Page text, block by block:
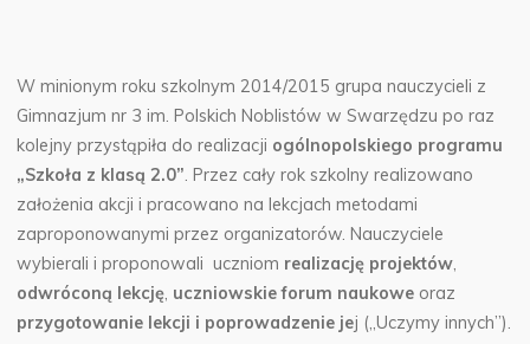
W minionym roku szkolnym 2014/2015 grupa nauczycieli z
Gimnazjum nr 3 im. Polskich Noblistów w Swarzędzu po raz
kolejny przystąpiła do realizacji ogólnopolskiego programu
„Szkoła z klasą 2.0”.Przez cały rok szkolny realizowano
założenia akcji i pracowano na lekcjach metodami
zaproponowanymi przez organizatorów. Nauczyciele
wybierali i proponowali uczniom realizację projektów,
odwróconą lekcję, uczniowskie forum naukowe oraz
przygotowanie lekcji i poprowadzenie jej („Uczymy innych”).